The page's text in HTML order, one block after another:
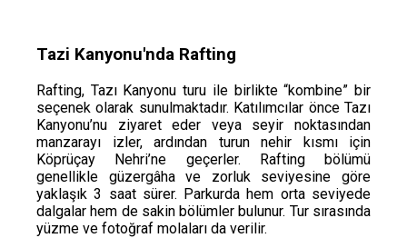
Tazi Kanyonu'nda Rafting
Rafting, Tazı Kanyonu turu ile birlikte “kombine” bir
seçenek olarak sunulmaktadır. Katılımcılar önce Tazı
Kanyonu’nu ziyaret eder veya seyir noktasından
manzarayı izler, ardından turun nehir kısmı için
Köprüçay Nehri’ne geçerler. Rafting bölümü
genellikle güzergâha ve zorluk seviyesine göre
yaklaşık 3 saat sürer. Parkurda hem orta seviyede
dalgalar hem de sakin bölümler bulunur. Tur sırasında
yüzme ve fotoğraf molaları da verilir.